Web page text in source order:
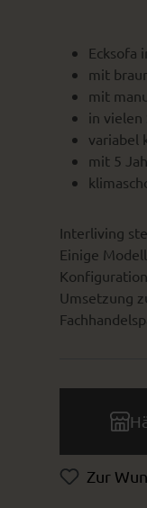
Ecksofa
mit
mit
in vielen
variabel
mit 5
Interliving
Einige
Umsetzung
Zur